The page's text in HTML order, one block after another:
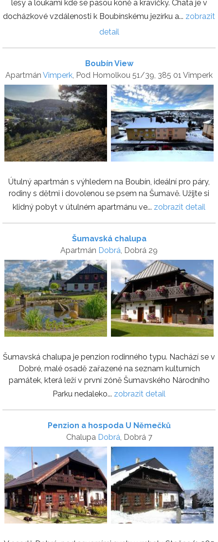
lesy a loukami kde se pasou koně a kravičky. Chata je v
docházkové vzdálenosti k Boubínskému jezírku a... zobrazit
detail
Boubín View
Apartmán Vimperk, Pod Homolkou 51/39, 385 01 Vimperk
Útulný apartmán s výhledem na Boubín, ideální pro páry,
rodiny s dětmi i dovolenou se psem na Šumavě. Užijte si
klidný pobyt v útulném apartmánu ve... zobrazit detail
Šumavská chalupa
Apartmán Dobrá, Dobrá 29
Šumavská chalupa je penzion rodinného typu. Nachází se v
Dobré, malé osadě zařazené na seznam kulturních
památek, která leží v první zóně Šumavského Národního
Parku nedaleko... zobrazit detail
Penzion a hospoda U Němečků
Chalupa Dobrá, Dobrá 7